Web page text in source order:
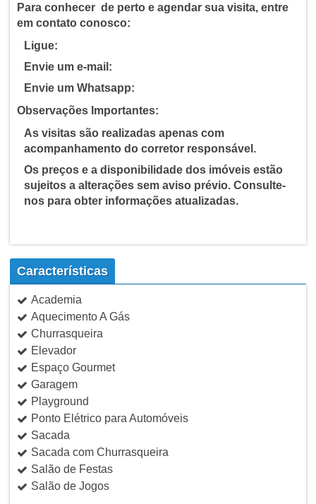
Para conhecer de perto e agendar sua visita, entre
em contato conosco:
Ligue:
Envie um e-mail:
Envie um Whatsapp:
Observações Importantes:
As visitas são realizadas apenas com
acompanhamento do corretor responsável.
Os preços e a disponibilidade dos imóveis estão
sujeitos a alterações sem aviso prévio. Consulte-
nos para obter informações atualizadas.
Características
Academia
Aquecimento A Gás
Churrasqueira
Elevador
Espaço Gourmet
Garagem
Playground
Ponto Elétrico para Automóveis
Sacada
Sacada com Churrasqueira
Salão de Festas
Salão de Jogos